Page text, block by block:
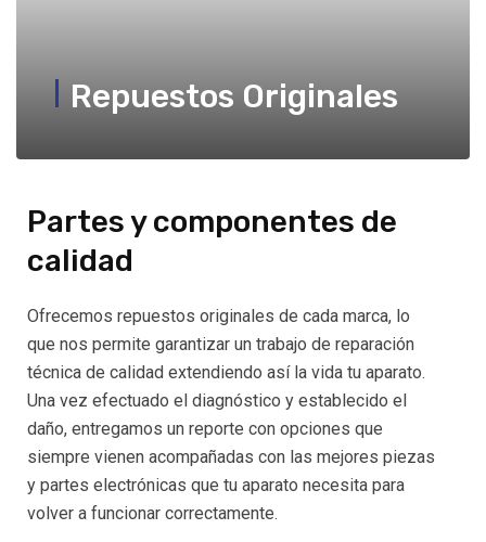
Repuestos Originales
Partes y componentes de
calidad
Ofrecemos repuestos originales de cada marca, lo
que nos permite garantizar un trabajo de reparación
técnica de calidad extendiendo así la vida tu aparato.
Una vez efectuado el diagnóstico y establecido el
daño, entregamos un reporte con opciones que
siempre vienen acompañadas con las mejores piezas
y partes electrónicas que tu aparato necesita para
volver a funcionar correctamente.